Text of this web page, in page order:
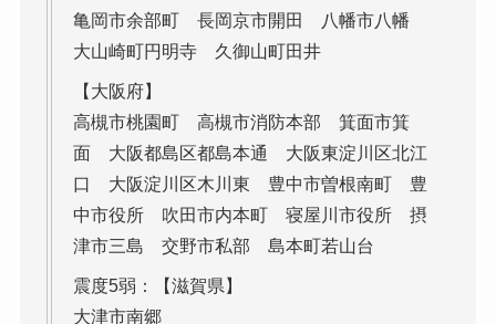
亀岡市余部町 長岡京市開田 八幡市八幡
大山崎町円明寺 久御山町田井
【大阪府】
高槻市桃園町 高槻市消防本部 箕面市箕
面 大阪都島区都島本通 大阪東淀川区北江
口 大阪淀川区木川東 豊中市曽根南町 豊
中市役所 吹田市内本町 寝屋川市役所 摂
津市三島 交野市私部 島本町若山台
震度5弱：【滋賀県】
大津市南郷